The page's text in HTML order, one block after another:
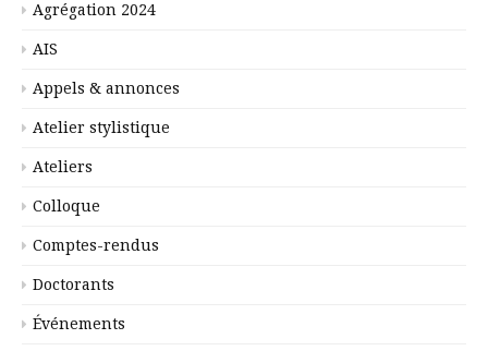
Agrégation 2024
AIS
Appels & annonces
Atelier stylistique
Ateliers
Colloque
Comptes-rendus
Doctorants
Événements